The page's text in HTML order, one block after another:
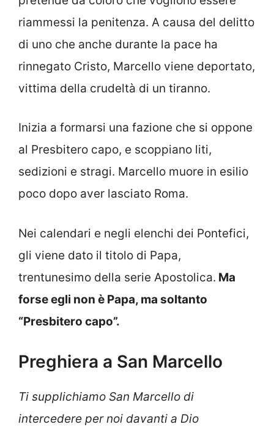
riammessi la penitenza. A causa del delitto
di uno che anche durante la pace ha
rinnegato Cristo, Marcello viene deportato,
vittima della crudeltà di un tiranno.
Inizia a formarsi una fazione che si oppone
al Presbitero capo, e scoppiano liti,
sedizioni e stragi. Marcello muore in esilio
poco dopo aver lasciato Roma.
Nei calendari e negli elenchi dei Pontefici,
gli viene dato il titolo di Papa,
trentunesimo della serie Apostolica. Ma
forse egli non è Papa, ma soltanto
“Presbitero capo”.
Preghiera a San Marcello
Ti supplichiamo San Marcello di
intercedere per noi davanti a Dio